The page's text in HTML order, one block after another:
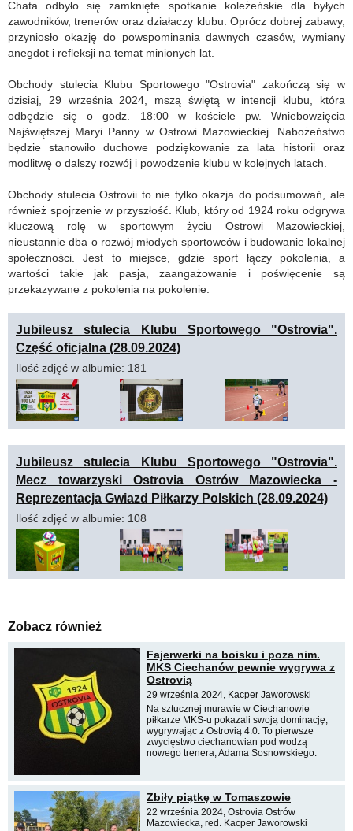
Chata odbyło się zamknięte spotkanie koleżeńskie dla byłych
zawodników, trenerów oraz działaczy klubu. Oprócz dobrej zabawy,
przyniosło okazję do powspominania dawnych czasów, wymiany
anegdot i refleksji na temat minionych lat.
Obchody stulecia Klubu Sportowego "Ostrovia" zakończą się w
dzisiaj, 29 września 2024, mszą świętą w intencji klubu, która
odbędzie się o godz. 18:00 w kościele pw. Wniebowzięcia
Najświętszej Maryi Panny w Ostrowi Mazowieckiej. Nabożeństwo
będzie stanowiło duchowe podziękowanie za lata historii oraz
modlitwę o dalszy rozwój i powodzenie klubu w kolejnych latach.
Obchody stulecia Ostrovii to nie tylko okazja do podsumowań, ale
również spojrzenie w przyszłość. Klub, który od 1924 roku odgrywa
kluczową rolę w sportowym życiu Ostrowi Mazowieckiej,
nieustannie dba o rozwój młodych sportowców i budowanie lokalnej
społeczności. Jest to miejsce, gdzie sport łączy pokolenia, a
wartości takie jak pasja, zaangażowanie i poświęcenie są
przekazywane z pokolenia na pokolenie.
Jubileusz stulecia Klubu Sportowego "Ostrovia".
Część oficjalna (28.09.2024)
Ilość zdjęć w albumie: 181
Jubileusz stulecia Klubu Sportowego "Ostrovia".
Mecz towarzyski Ostrovia Ostrów Mazowiecka -
Reprezentacja Gwiazd Piłkarzy Polskich (28.09.2024)
Ilość zdjęć w albumie: 108
Zobacz również
Fajerwerki na boisku i poza nim.
MKS Ciechanów pewnie wygrywa z
Ostrovią
29 września 2024, Kacper Jaworowski
Na sztucznej murawie w Ciechanowie
piłkarze MKS-u pokazali swoją dominację,
wygrywając z Ostrovią 4:0. To pierwsze
zwycięstwo ciechanowian pod wodzą
nowego trenera, Adama Sosnowskiego.
Zbiły piątkę w Tomaszowie
22 września 2024, Ostrovia Ostrów
Mazowiecka, red. Kacper Jaworowski